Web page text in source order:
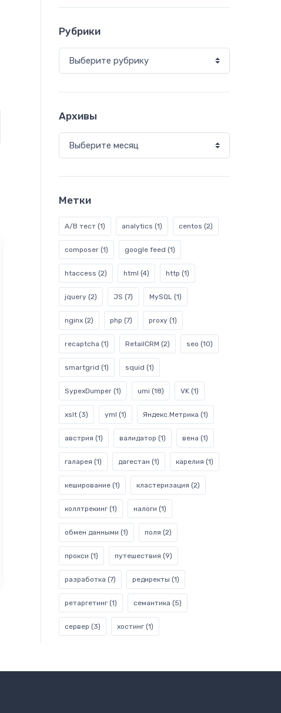
Рубрики
Архивы
Метки
A/B тест (1) analytics (1) centos (2)
composer (1) google feed (1)
htaccess (2) html (4) http (1)
jquery (2) JS (7) MySQL (1)
nginx (2) php (7) proxy (1)
recaptcha (1) RetailCRM (2) seo (10)
smartgrid (1) squid (1)
SypexDumper (1) umi (18) VK (1)
xslt (3) yml (1) Яндекс.Метрика (1)
австрия (1) валидатор (1) вена (1)
галарея (1) дагестан (1) карелия (1)
кеширование (1) кластеризация (2)
коллтрекинг (1) налоги (1)
обмен данными (1) поля (2)
прокси (1) путешествия (9)
разработка (7) редиректы (1)
ретаргетинг (1) семантика (5)
сервер (3) хостинг (1)